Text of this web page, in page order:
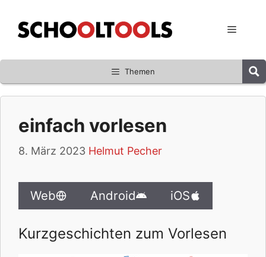
Inhalt
springen
Menü
Themen
einfach vorlesen
8. März 2023 Helmut Pecher
Web Android iOS
Kurzgeschichten zum Vorlesen